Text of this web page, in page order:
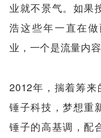
业就不景气。如果
浩这些年一直在
业，一个是流量内容
2012年，揣着筹
锤子科技，梦想重
锤子的高基调，配